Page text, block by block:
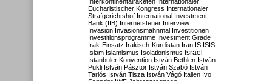
Eucharistischer Kongress Internationaler
Strafgerichtshof International Investment
Bank (IIB) Internetsteuer Interview
Invasion Invasionsmahnmal Investitionen
Investitionsprogramme Investment Grade
Irak-Einsatz Irakisch-Kurdistan Iran IS ISIS
Islam Islamismus Isolationismus Israel
Istanbuler Konvention István Bethlen István
Pukli István Pásztor István Szabó István
Tarlós István Tisza István Vágó Italien Ivo